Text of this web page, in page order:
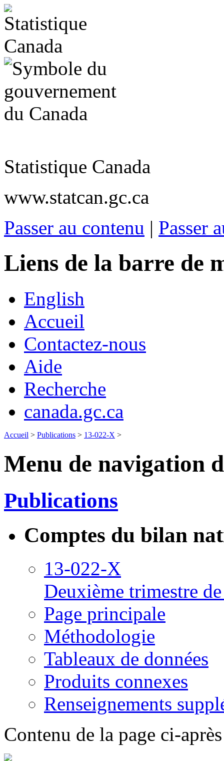
Statistique Canada
www.statcan.gc.ca
Passer au contenu | Passer
Liens de la barre de
English
Accueil
Contactez-nous
Aide
Recherche
canada.gc.ca
Accueil > Publications > 13-022-X >
Menu de navigation
Publications
Comptes du bilan
13-022-X
Deuxième trimestre
Page principale
Méthodologie
Tableaux de données
Produits connexes
Renseignements
Contenu de la page ci-après